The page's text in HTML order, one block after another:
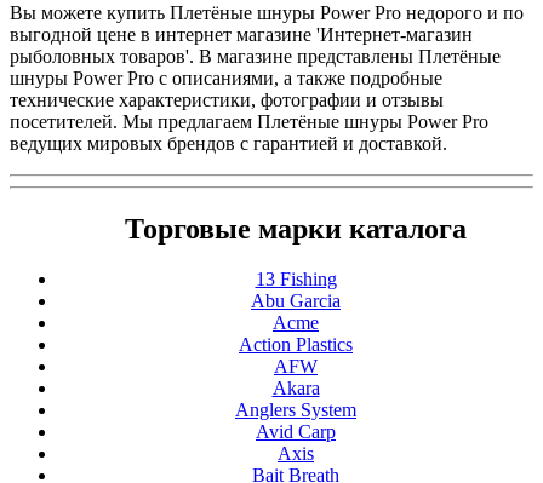
Вы можете купить Плетёные шнуры Power Pro недорого и по
выгодной цене в интернет магазине 'Интернет-магазин
рыболовных товаров'. В магазине представлены Плетёные
шнуры Power Pro с описаниями, а также подробные
технические характеристики, фотографии и отзывы
посетителей. Мы предлагаем Плетёные шнуры Power Pro
ведущих мировых брендов с гарантией и доставкой.
Торговые марки каталога
13 Fishing
Abu Garcia
Acme
Action Plastics
AFW
Akara
Anglers System
Avid Carp
Axis
Bait Breath